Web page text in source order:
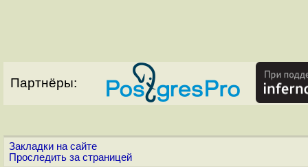
Партнёры:
Закладки на сайте
Проследить за страницей